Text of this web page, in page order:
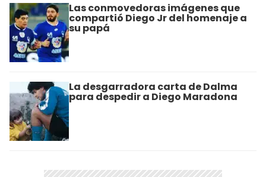
Las conmovedoras imágenes que
compartió Diego Jr del homenaje a
su papá
La desgarradora carta de Dalma
para despedir a Diego Maradona